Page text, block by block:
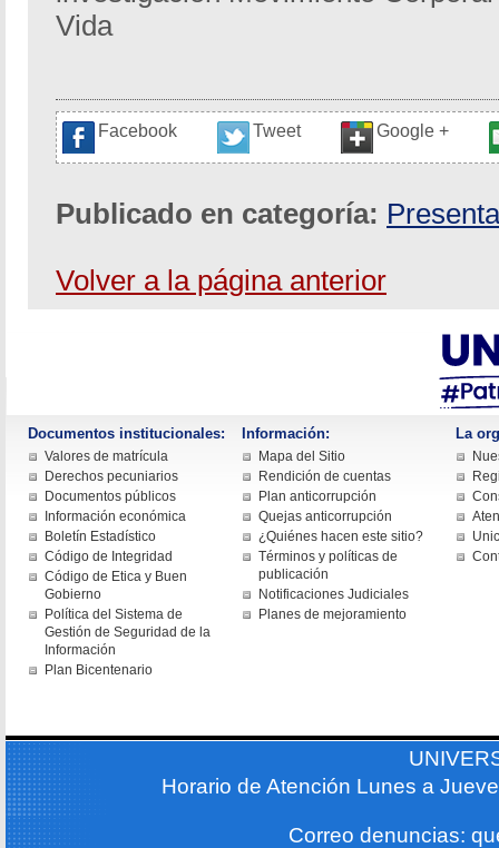
Vida
Facebook Tweet Google +
Publicado en categoría:
Volver a la página anterior
Documentos institucionales:
Valores de matrícula
Derechos pecuniarios
Documentos públicos
Información económica
Boletín Estadístico
Código de Integridad
Código de Etica y Buen
Gobierno
Política del Sistema de
Gestión de Seguridad de la
Información
Plan Bicentenario
Información:
Mapa del Sitio
Rendición de cuentas
Plan anticorrupción
Quejas anticorrupción
¿Quiénes hacen este sitio?
Términos y políticas de
publicación
Notificaciones Judiciales
Planes de mejoramiento
La
Horario de Atención Lunes a
Correo denuncias: